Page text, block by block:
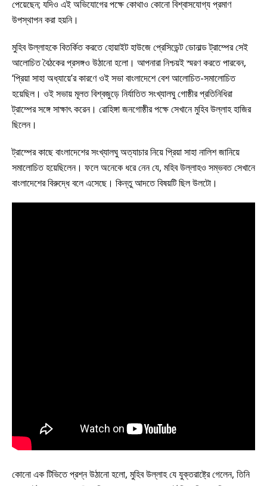
পেয়েছেন; যদিও এই অভিযোগের পক্ষে কোথাও কোনো বিশ্বাসযোগ্য প্রমাণ
উপস্থাপন করা হয়নি।
মুহিব উল্লাহকে বিতর্কিত করতে হোয়াইট হাউজে প্রেসিডেন্ট ডোনাল্ড ট্রাম্পের সেই
আলোচিত বৈঠকের প্রসঙ্গও উঠানো হলো। আপনারা নিশ্চয়ই স্মরণ করতে পারবেন,
‘প্রিয়া সাহা অধ্যায়ে’র কারণে ওই সভা বাংলাদেশে বেশ আলোচিত-সমালোচিত
হয়েছিল। ওই সভায় মূলত বিশ্বজুড়ে নির্যাতিত সংখ্যালঘু গোষ্ঠীর প্রতিনিধিরা
ট্রাম্পের সঙ্গে সাক্ষাৎ করেন। রোহিঙ্গা জনগোষ্ঠীর পক্ষে সেখানে মুহিব উল্লাহ হাজির
ছিলেন।
ট্রাম্পের কাছে বাংলাদেশের সংখ্যালঘু অত্যাচার নিয়ে প্রিয়া সাহা নালিশ জানিয়ে
সমালোচিত হয়েছিলেন। ফলে অনেকে ধরে নেন যে, মহিব উল্লাহও সম্ভবত সেখানে
বাংলাদেশের বিরুদ্ধে বলে এসেছে। কিন্তু আদতে বিষয়টি ছিল উলটো।
কোনো এক টিভিতে প্রশ্ন উঠানো হলো, মুহিব উল্লাহ যে যুক্তরাষ্ট্রে গেলেন, তিনি